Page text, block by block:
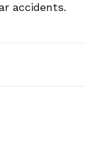
accidents.